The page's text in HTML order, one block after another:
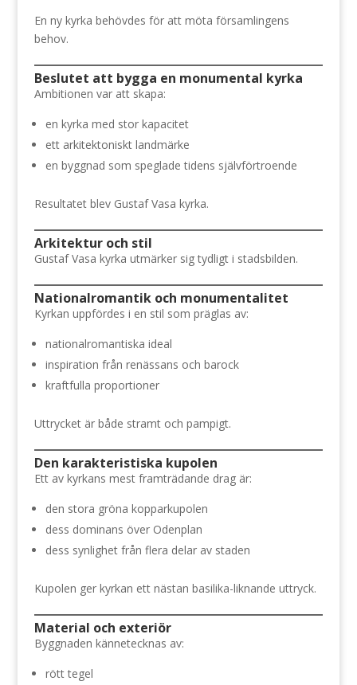
En ny kyrka behövdes för att möta församlingens
behov.
Beslutet att bygga en monumental kyrka
Ambitionen var att skapa:
en kyrka med stor kapacitet
ett arkitektoniskt landmärke
en byggnad som speglade tidens självförtroende
Resultatet blev Gustaf Vasa kyrka.
Arkitektur och stil
Gustaf Vasa kyrka utmärker sig tydligt i stadsbilden.
Nationalromantik och monumentalitet
Kyrkan uppfördes i en stil som präglas av:
nationalromantiska ideal
inspiration från renässans och barock
kraftfulla proportioner
Uttrycket är både stramt och pampigt.
Den karakteristiska kupolen
Ett av kyrkans mest framträdande drag är:
den stora gröna kopparkupolen
dess dominans över Odenplan
dess synlighet från flera delar av staden
Kupolen ger kyrkan ett nästan basilika-liknande uttryck.
Material och exteriör
Byggnaden kännetecknas av:
rött tegel